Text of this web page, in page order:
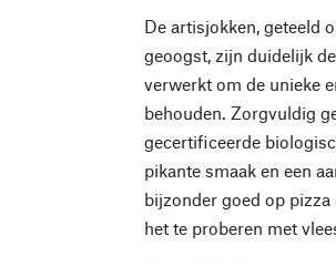
De artisjokken, geteeld
geoogst, zijn duidelijk
verwerkt om de unieke
behouden. Zorgvuldig
gecertificeerde
pikante smaak en een
bijzonder goed op
het te proberen met